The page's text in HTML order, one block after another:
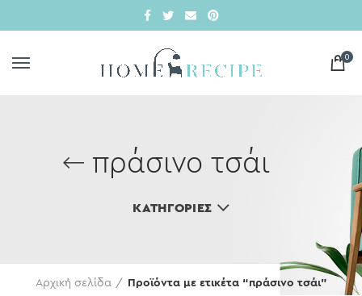
0
πράσινο τσάι
ΚΑΤΗΓΟΡΊΕΣ
Αρχική σελίδα Προϊόντα με ετικέτα “πράσινο τσάι”